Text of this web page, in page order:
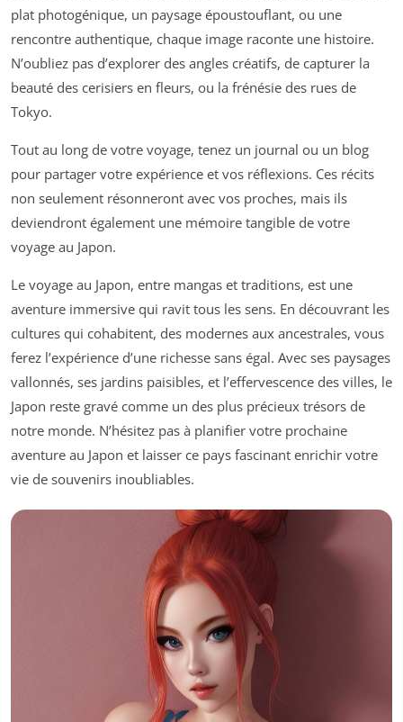
plat photogénique, un paysage époustouflant, ou une
rencontre authentique, chaque image raconte une histoire.
N’oubliez pas d’explorer des angles créatifs, de capturer la
beauté des cerisiers en fleurs, ou la frénésie des rues de
Tokyo.
Tout au long de votre voyage, tenez un journal ou un blog
pour partager votre expérience et vos réflexions. Ces récits
non seulement résonneront avec vos proches, mais ils
deviendront également une mémoire tangible de votre
voyage au Japon.
Le voyage au Japon, entre mangas et traditions, est une
aventure immersive qui ravit tous les sens. En découvrant les
cultures qui cohabitent, des modernes aux ancestrales, vous
ferez l’expérience d’une richesse sans égal. Avec ses paysages
vallonnés, ses jardins paisibles, et l’effervescence des villes, le
Japon reste gravé comme un des plus précieux trésors de
notre monde. N’hésitez pas à planifier votre prochaine
aventure au Japon et laisser ce pays fascinant enrichir votre
vie de souvenirs inoubliables.